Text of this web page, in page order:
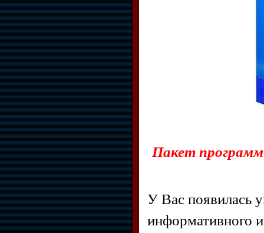
Пакет
У Вас появилась
информативного